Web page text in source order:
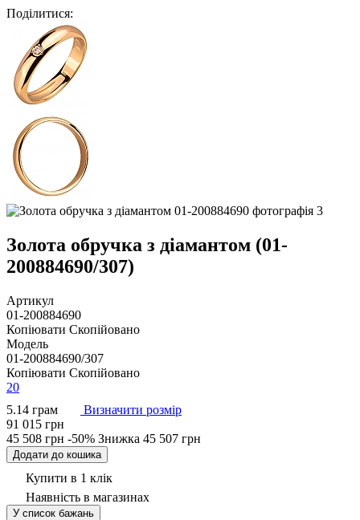
Поділитися:
Золота обручка з діамантом (01-
200884690/307)
Артикул
01-200884690
Копіювати Скопійовано
Модель
01-200884690/307
Копіювати Скопійовано
20
5.14 грам
Визначити розмір
91 015 грн
45 508 грн -50% Знижка 45 507 грн
Додати до кошика
Купити в 1 клік
Наявність в магазинах
У список бажань